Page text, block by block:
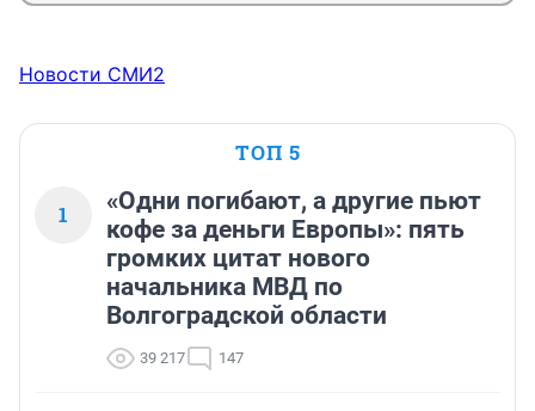
Новости СМИ2
ТОП 5
1
«Одни погибают, а другие пьют
кофе за деньги Европы»: пять
громких цитат нового
начальника МВД по
Волгоградской области
39 217 147